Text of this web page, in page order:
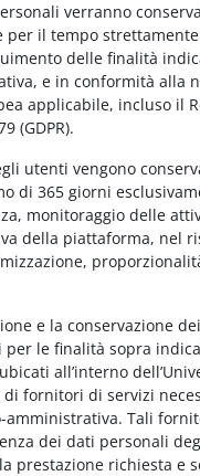
verranno
per il tempo
delle finalità
e in conformità alla
applicabile, incluso il
(GDPR).
utenti vengono
di 365 giorni
monitoraggio delle
della piattaforma, nel
e la conservazione
per le finalità sopra
all’interno
fornitori di servizi
amministrativa. Tali
dei dati personali
prestazione richiesta e